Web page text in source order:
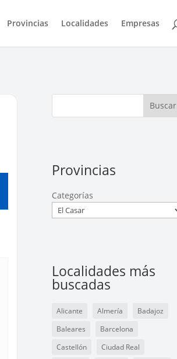
Provincias Localidades Empresas
Buscar
Provincias
Categorías
Localidades más
buscadas
Alicante Almería
Badajoz
Baleares
Barcelona
Castellón
Ciudad Real